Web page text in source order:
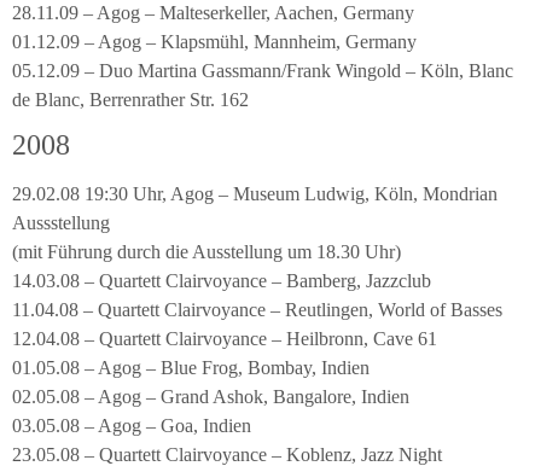
28.11.09 – Agog – Malteserkeller, Aachen, Germany
01.12.09 – Agog – Klapsmühl, Mannheim, Germany
05.12.09 – Duo Martina Gassmann/Frank Wingold – Köln, Blanc
de Blanc, Berrenrather Str. 162
2008
29.02.08 19:30 Uhr, Agog – Museum Ludwig, Köln, Mondrian
Aussstellung
(mit Führung durch die Ausstellung um 18.30 Uhr)
14.03.08 – Quartett Clairvoyance – Bamberg, Jazzclub
11.04.08 – Quartett Clairvoyance – Reutlingen, World of Basses
12.04.08 – Quartett Clairvoyance – Heilbronn, Cave 61
01.05.08 – Agog – Blue Frog, Bombay, Indien
02.05.08 – Agog – Grand Ashok, Bangalore, Indien
03.05.08 – Agog – Goa, Indien
23.05.08 – Quartett Clairvoyance – Koblenz, Jazz Night